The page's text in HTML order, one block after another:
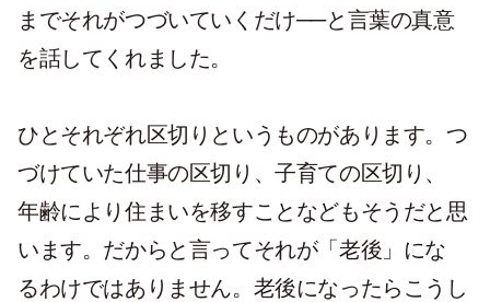
までそれがつづいていくだけ──と言葉の真意
を話してくれました。
ひとそれぞれ区切りというものがあります。つ
づけていた仕事の区切り、子育ての区切り、
年齢により住まいを移すことなどもそうだと思
います。だからと言ってそれが「老後」にな
るわけではありません。老後になったらこうし